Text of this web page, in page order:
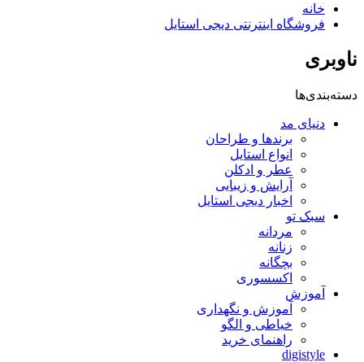
خانه
فروشگاه اینترنتی دیجی استایل
ناوبری
دسته‌بندی‌ها
دنیای مد
برندها و طراحان
انواع استایل
عطر و ادکلن
آرایش و زیبایی
اخبار دیجی استایل
سبک تو
مردانه
زنانه
بچگانه
اکسسوری
آموزش
آموزش و نگهداری
خیاطی و الگو
راهنمای خرید
digistyle